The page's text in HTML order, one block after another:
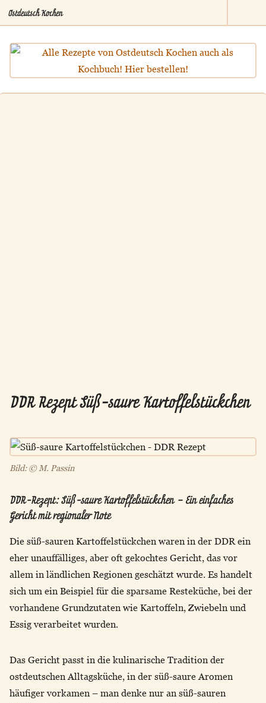
Ostdeutsch Kochen
DDR Rezept Süß-saure Kartoffelstückchen
Bild: © M. Passin
DDR-Rezept: Süß-saure Kartoffelstückchen – Ein einfaches
Gericht mit regionaler Note
Die süß-sauren Kartoffelstückchen waren in der DDR ein
eher unauffälliges, aber oft gekochtes Gericht, das vor
allem in ländlichen Regionen geschätzt wurde. Es handelt
sich um ein Beispiel für die sparsame Resteküche, bei der
vorhandene Grundzutaten wie Kartoffeln, Zwiebeln und
Essig verarbeitet wurden.
Das Gericht passt in die kulinarische Tradition der
ostdeutschen Alltagsküche, in der süß-saure Aromen
häufiger vorkamen – man denke nur an süß-sauren